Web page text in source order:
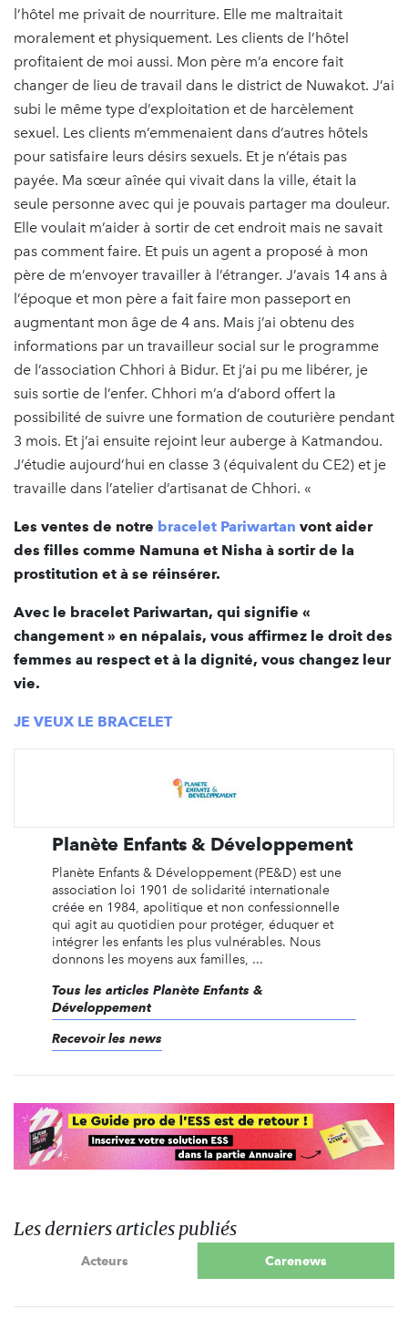
l’hôtel me privait de nourriture. Elle me maltraitait
moralement et physiquement. Les clients de l’hôtel
profitaient de moi aussi. Mon père m’a encore fait
changer de lieu de travail dans le district de Nuwakot. J’ai
subi le même type d’exploitation et de harcèlement
sexuel. Les clients m’emmenaient dans d’autres hôtels
pour satisfaire leurs désirs sexuels. Et je n’étais pas
payée. Ma sœur aînée qui vivait dans la ville, était la
seule personne avec qui je pouvais partager ma douleur.
Elle voulait m’aider à sortir de cet endroit mais ne savait
pas comment faire. Et puis un agent a proposé à mon
père de m’envoyer travailler à l’étranger. J’avais 14 ans à
l’époque et mon père a fait faire mon passeport en
augmentant mon âge de 4 ans. Mais j’ai obtenu des
informations par un travailleur social sur le programme
de l’association Chhori à Bidur. Et j’ai pu me libérer, je
suis sortie de l’enfer. Chhori m’a d’abord offert la
possibilité de suivre une formation de couturière pendant
3 mois. Et j’ai ensuite rejoint leur auberge à Katmandou.
J’étudie aujourd’hui en classe 3 (équivalent du CE2) et je
travaille dans l’atelier d’artisanat de Chhori. «
Les ventes de notre bracelet Pariwartan vont aider
des filles comme Namuna et Nisha à sortir de la
prostitution et à se réinsérer.
Avec le bracelet Pariwartan, qui signifie «
changement » en népalais, vous affirmez le droit des
femmes au respect et à la dignité, vous changez leur
vie.
JE VEUX LE BRACELET
Planète Enfants & Développement
Planète Enfants & Développement (PE&D) est une
association loi 1901 de solidarité internationale
créée en 1984, apolitique et non confessionnelle
qui agit au quotidien pour protéger, éduquer et
intégrer les enfants les plus vulnérables. Nous
donnons les moyens aux familles, ...
Tous les articles Planète Enfants &
Développement
Recevoir les news
Les derniers articles publiés
Acteurs Carenews